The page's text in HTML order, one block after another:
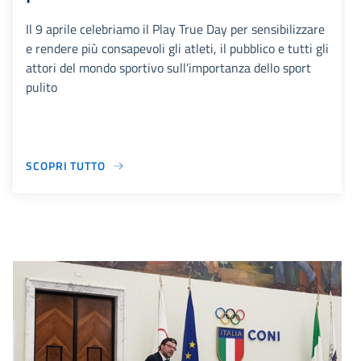
Il 9 aprile celebriamo il Play True Day per sensibilizzare
e rendere più consapevoli gli atleti, il pubblico e tutti gli
attori del mondo sportivo sull’importanza dello sport
pulito
SCOPRI TUTTO